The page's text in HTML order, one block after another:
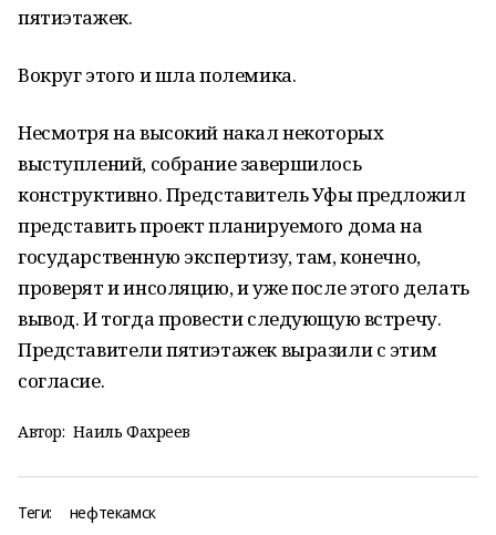
пятиэтажек.
Вокруг этого и шла полемика.
Несмотря на высокий накал некоторых
выступлений, собрание завершилось
конструктивно. Представитель Уфы предложил
представить проект планируемого дома на
государственную экспертизу, там, конечно,
проверят и инсоляцию, и уже после этого делать
вывод. И тогда провести следующую встречу.
Представители пятиэтажек выразили с этим
согласие.
Автор: Наиль Фахреев
Теги: нефтекамск